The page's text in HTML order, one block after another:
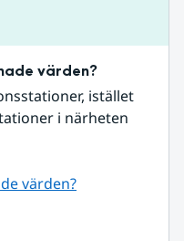
värden?
istället
i närheten
värden?